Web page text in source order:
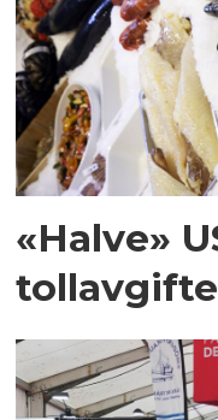
«Halve»